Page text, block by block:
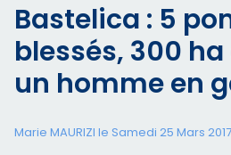
Bastelica : 5
blessés, 300
un homme en
Marie MAURIZI le Samedi 25 Mars